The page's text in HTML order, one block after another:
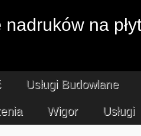
na
Usługi Budowlane
Wigor Usługi